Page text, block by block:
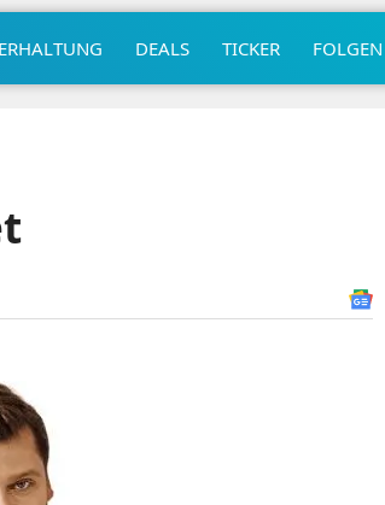
DEALS TICKER FOLGEN